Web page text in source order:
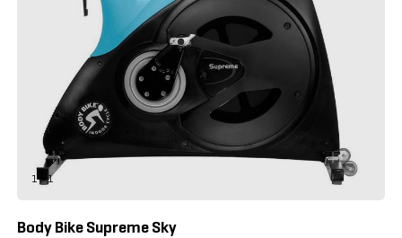
1 - 1
Body Bike Supreme Sky